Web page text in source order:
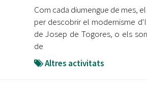
Com cada diumengue de mes,
per descobrir el modernisme
de Josep de Togores, o els
de
Altres activitats